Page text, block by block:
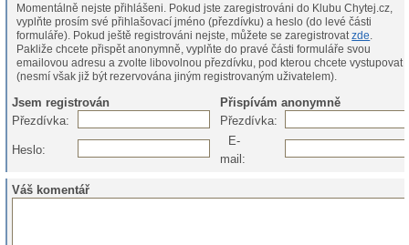
Momentálně nejste přihlášeni. Pokud jste zaregistrováni do Klubu Chytej.cz,
vyplňte prosím své přihlašovací jméno (přezdívku) a heslo (do levé části
formuláře). Pokud ještě registrováni nejste, můžete se zaregistrovatzde
Pakliže chcete přispět anonymně, vyplňte do pravé části formuláře svou
emailovou adresu a zvolte libovolnou přezdívku, pod kterou chcete vystupovat
(nesmí však již být rezervována jiným registrovaným uživatelem).
Jsem registrován
Přispívám anonymně
Přezdívka:
Přezdívka:
Heslo:
E-
mail:
Váš komentář